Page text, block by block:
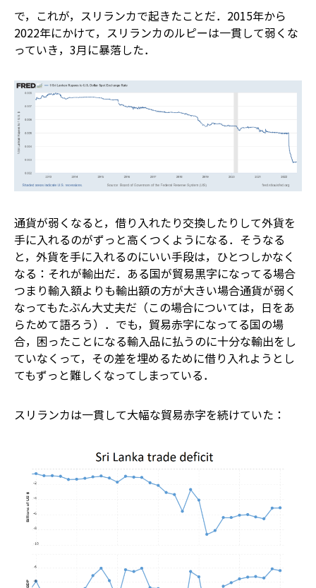
で，これが，スリランカで起きたことだ．2015年から
2022年にかけて，スリランカのルピーは一貫して弱くな
っていき，3月に暴落した．
通貨が弱くなると，借り入れたり交換したりして外貨を
手に入れるのがずっと高くつくようになる．そうなる
と，外貨を手に入れるのにいい手段は，ひとつしかなく
なる：それが輸出だ．ある国が貿易黒字になってる場合――
つまり輸入額よりも輸出額の方が大きい場合――通貨が弱く
なってもたぶん大丈夫だ（この場合については，日をあ
らためて語ろう）．でも，貿易赤字になってる国の場
合，困ったことになる――輸入品に払うのに十分な輸出をし
ていなくって，その差を埋めるために借り入れようとし
てもずっと難しくなってしまっている．
スリランカは一貫して大幅な貿易赤字を続けていた：